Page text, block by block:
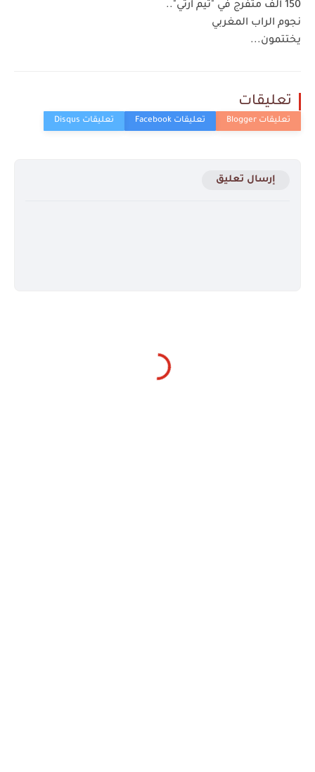
150 ألف متفرج في "تيم آرتي"..
نجوم الراب المغربي
يختتمون...
تعليقات
إرسال تعليق